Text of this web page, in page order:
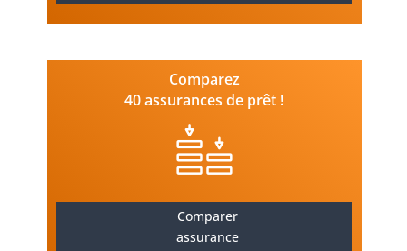
Comparez
40 assurances de prêt !
Comparer
assurance